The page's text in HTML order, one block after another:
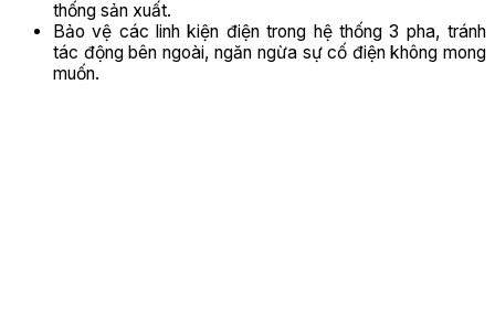
thống sản xuất.
Bảo vệ các linh kiện điện trong hệ thống 3 pha, tránh
tác động bên ngoài, ngăn ngừa sự cố điện không mong
muốn.